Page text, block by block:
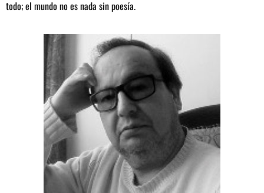
todo; el mundo no es nada sin poesía.